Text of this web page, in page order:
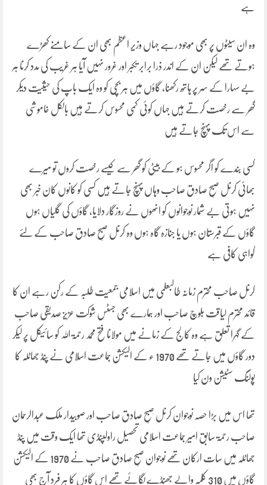
ہے
وہ ان سیٹوں پر بھی موجود رہے جہاں وزیر اعظم بھی ان کے سامنے کھڑے
ہوتے تھے لیکن ان کے اندر ذرا برابر تکبر اور غرور نہیں آیا ہر غریب کی مدد کرنا ہر
بے سہارا کے سر پر ہاتھ رکھنا، گاؤں میں ہر بچی کو وہ ایک باپ کی حیثیت دیکر
گھر سے رخصت کرتے ہیں جہاں کوئی کمی محسوس کرتے ہیں بالکل خاموشی
سے اس تک پہنچ جاتے ہیں
کسی بندے کو اگر محسوس ہو کے بیٹی کو گھر سے کیسے رخصت کروں تو میرے
بھائی کرنل صبحِ صادق صاحب وہاں پہنچ جاتے ہیں کسی کو کانوں کان خبر بھی
نہیں ہوتی بے شمار نوجوانوں کو انھوں نے روزگار دلایا، گاؤں کی گلیاں ہوں
گاؤں کے قبرستان ہوں یا جنازہ گاہ ہوں وہ کرنل صبحِ صادق صاحب کے لئے
گواہی کافی ہے
کرنل صاحب محترم زمانہ طالبعلمی میں اسلامی جمعیت طلبہ کے رکن رہے ان کا
قائد محترم لیاقت بلوچ صاحب اور ہمارے بھی جسٹس شوکت عزیز صدیقی صاحب
کے گہرا تعلق ہے وہ کالج کے زمانے میں مولانا فتح محمد رحمۃ اللہ کو سائیکل پر لیکر
دور گاؤں میں جاتے تھے 1970 ء کے الیکشن جماعت اسلامی نے پنڈ جھاٹلہ کا
پولنگ سٹیشن ون کیا
تھا اس میں بڑا حصہ نوجوان کرنل صبحِ صادق صاحب اور صوبیدار ملک عبدالرحمان
صاحب رحمۃ سابق امیر جماعت اسلامی تحصیل راولپنڈی تھا ایک وقت میں پنڈ
جھاٹلہ میں سات ارکان تھے نوجوان صبحِ صادق صاحب نے 1970 کے الیکشن
گاؤں میں 310 کلمہ والے جھنڈے لگائے تھے اس گاؤں کا ہر فرد آج بھی